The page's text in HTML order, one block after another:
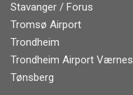
Stavanger / Forus
Tromsø Airport
Trondheim
Trondheim Airport Værnes
Tønsberg